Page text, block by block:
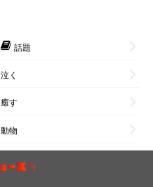
話題
泣く
癒す
動物